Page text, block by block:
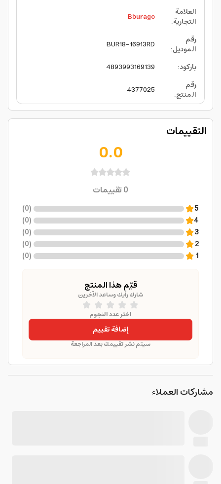
العلامة
التجارية:
Bburago
رقم
الموديل:
BUR18-16913RD
باركود:
4893993169139
رقم
المنتج:
4377025
التقييمات
0.0
0تقييمات
5
(
0
)
4
(
0
)
3
(
0
)
2
(
0
)
1
(
0
)
قيّم هذا المنتج
شارك رأيك وساعد الآخرين
اختر عدد النجوم
إضافة تقييم
سيتم نشر تقييمك بعد المراجعة
مشاركات العملاء